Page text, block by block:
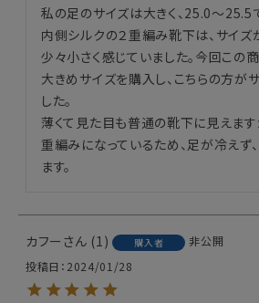
私の足のサイズは大きく、25.0～25.5
内側シルクの２重編み靴下は、サイズ
少々小さく感じていました。今回この
大きめサイズを購入し、こちらの方が
した。
薄くて見た目も普通の靴下に見えます
重編みになっているため、足が冷えず
ます。
カフー 1 購入者
非公開
投稿日
2024/01/28